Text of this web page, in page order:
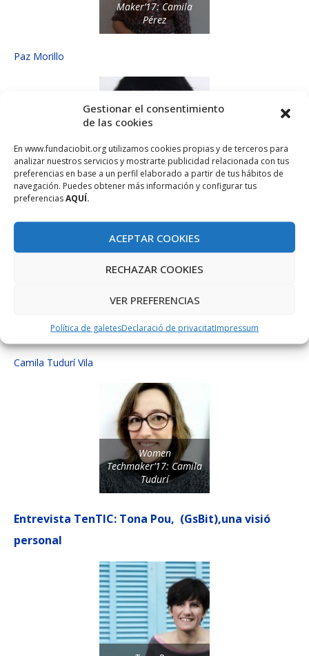
Gestionar el consentimiento
de las cookies
En www.fundaciobit.org utilizamos cookies propias y de terceros para
analizar nuestros servicios y mostrarte publicidad relacionada con tus
preferencias en base a un perfil elaborado a partir de tus hábitos de
navegación. Puedes obtener más información y configurar tus
preferenciasAQUÍ.
ACEPTAR COOKIES
RECHAZAR COOKIES
VER PREFERENCIAS
Política de galetesDeclaració de privacitatImpressum
Maker’17: Camila
Pérez
Paz Morillo
Women Techmaker´17-
Paz Morillo
Dra. Loren Carrasco
Camila Tudurí Vila
Women
Techmaker’17: Camila
Tudurí
Entrevista TenTIC: Tona Pou, (GsBit),una visió
personal